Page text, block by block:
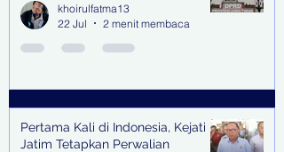
khoirulfatma13
22 Jul
2 menit membaca
Pertama Kali di Indonesia, Kejati
Jatim Tetapkan Perwalian